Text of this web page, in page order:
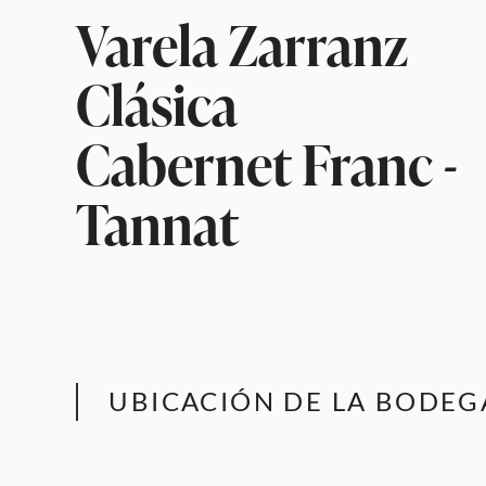
Varela Zarranz
Clásica
Cabernet Franc -
Tannat
UBICACIÓN DE LA